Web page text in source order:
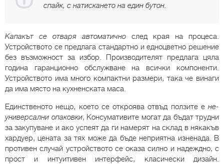
спайк, с натискането на един бутон.
Капакът се отваря автоматично след края на процеса.
Устройството се предлага стандартно и едноцветно решение
без възможност за избор. Производителят предлага цяла
година гаранционно обслужване на всички компоненти.
Устройството има много компактни размери, така че винаги
да има място на кухненската маса.
Единственото нещо, което се откроява отвъд ползите е не-
универсални опаковки, Консумативите могат да бъдат трудни
за закупуване и ако успеят да ги намерят на склад в някакъв
хардуер, цената за тях може да бъде неприятна изненада. В
противен случай устройството се оказа силно и надеждно, с
прост и интуитивен интерфейс, класически дизайн.